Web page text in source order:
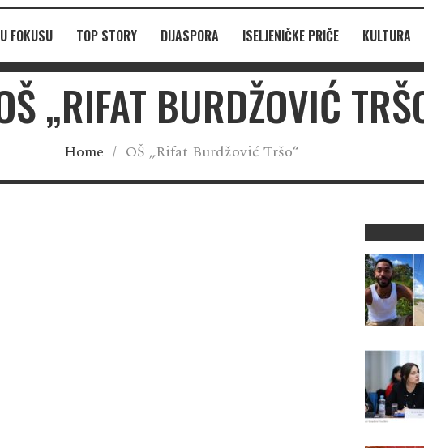
U FOKUSU TOP STORY DIJASPORA ISELJENIČKE PRIČE KULTURA
„RIFAT BURDŽOVIĆ
Home / OŠ „Rifat Burdžović Tršo“